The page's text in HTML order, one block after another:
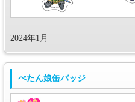
2024年1月
ぺたん娘缶バッジ